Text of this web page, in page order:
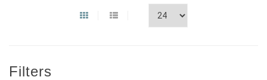
Filters